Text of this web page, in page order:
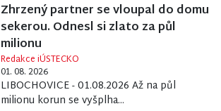
Zhrzený partner se vloupal do domu
sekerou. Odnesl si zlato za půl
milionu
Redakce iÚSTECKO
01. 08. 2026
LIBOCHOVICE - 01.08.2026 Až na půl
milionu korun se vyšplha...